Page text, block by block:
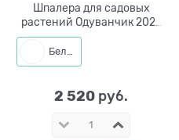
Шпалера для садовых
растений Одуванчик 202-
010W h=111 см
Белый
2 520 руб.